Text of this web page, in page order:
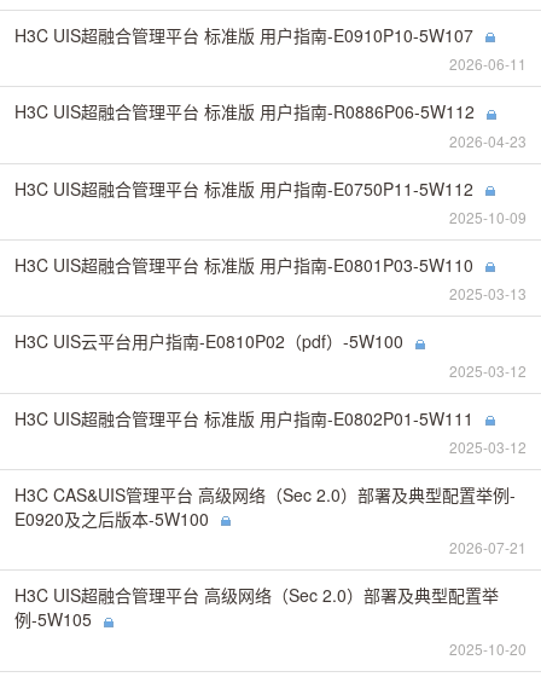
H3C UIS超融合管理平台 标准版 用户指南-E0910P10-5W107
2026-06-11
H3C UIS超融合管理平台 标准版 用户指南-R0886P06-5W112
2026-04-23
H3C UIS超融合管理平台 标准版 用户指南-E0750P11-5W112
2025-10-09
H3C UIS超融合管理平台 标准版 用户指南-E0801P03-5W110
2025-03-13
H3C UIS云平台用户指南-E0810P02（pdf）-5W100
2025-03-12
H3C UIS超融合管理平台 标准版 用户指南-E0802P01-5W111
2025-03-12
H3C CAS&UIS管理平台 高级网络（Sec 2.0）部署及典型配置举例-
E0920及之后版本-5W100
2026-07-21
H3C UIS超融合管理平台 高级网络（Sec 2.0）部署及典型配置举
例-5W105
2025-10-20